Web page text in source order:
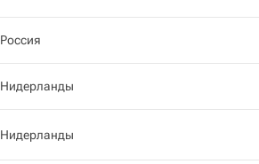
Россия
Нидерланды
Нидерланды